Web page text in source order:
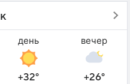
день
+32°
вечер
+26°